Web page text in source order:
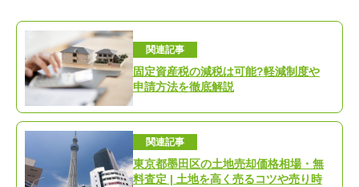
関連記事
固定資産税の減税は可能?軽減制度や
申請方法を徹底解説
関連記事
東京都墨田区の土地売却価格相場・無
料査定 | 土地を高く売るコツや売り時